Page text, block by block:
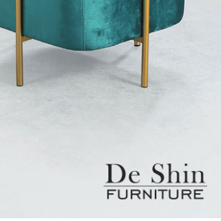
間送達，司機當天到貨前皆會再與您通知，
之安全，本司得視狀況延後或停止運送服
，恕無法送至指定樓面。《 如遇百貨周年慶
0800-085-717
：0800-085-717。